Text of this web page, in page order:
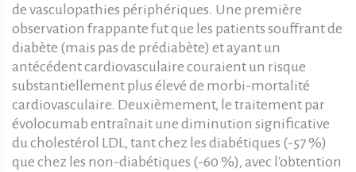
de vasculopathies périphériques. Une première
observation frappante fut que les patients souffrant de
diabète (mais pas de prédiabète) et ayant un
antécédent cardiovasculaire couraient un risque
substantiellement plus élevé de morbi-mortalité
cardiovasculaire. Deuxièmement, le traitement par
évolocumab entraînait une diminution significative
du cholestérol LDL, tant chez les diabétiques (-57 %)
que chez les non-diabétiques (-60 %), avec l'obtention